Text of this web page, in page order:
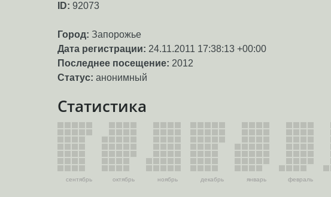
ID: 92073
Город: Запорожье
Дата регистрации: 24.11.2011 17:38:13 +00:00
Последнее посещение: 2012
Статус: анонимный
Статистика
сентябрь октябрь ноябрь декабрь январь февраль